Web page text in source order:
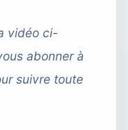
vidéo ci-
abonnerà
suivre toute